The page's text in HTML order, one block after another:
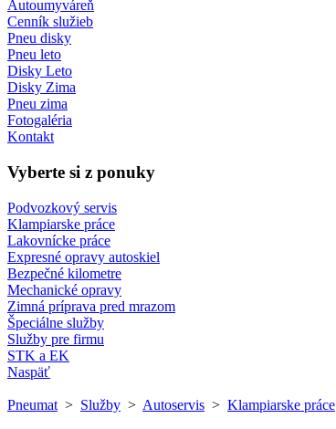
Autoumyváreň
Cenník služieb
Pneu disky
Pneu leto
Disky Leto
Disky Zima
Pneu zima
Fotogaléria
Kontakt
Vyberte si z ponuky
Podvozkový servis
Klampiarske práce
Lakovnícke práce
Expresné opravy autoskiel
Bezpečné kilometre
Mechanické opravy
Zimná príprava pred mrazom
Špeciálne služby
Služby pre firmu
STK a EK
Naspäť
Pneumat > Služby > Autoservis > Klampiarske práce